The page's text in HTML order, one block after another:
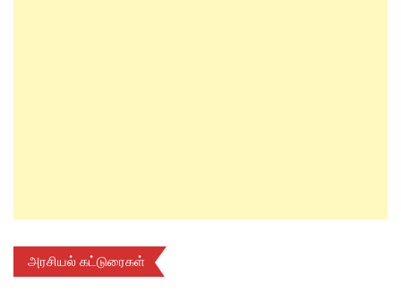
அரசியல் கட்டுரைகள்